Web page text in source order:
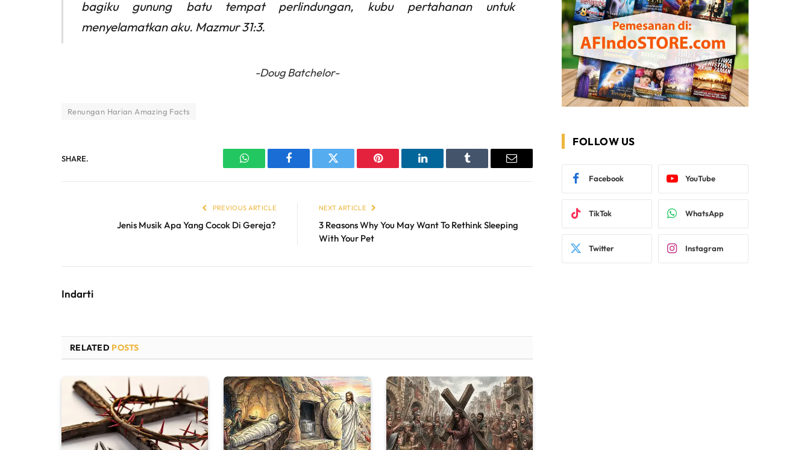
bagiku gunung batu tempat perlindungan, kubu pertahanan untuk
menyelamatkan aku. Mazmur 31:3.
-Doug Batchelor-
Renungan Harian Amazing Facts
SHARE.
WhatsAppFacebook Twitter Pinterest LinkedIn Tumblr Email
PREVIOUS ARTICLE
Jenis Musik Apa Yang Cocok Di Gereja?
NEXT ARTICLE
3 Reasons Why You May Want To Rethink Sleeping
With Your Pet
Indarti
RELATED POSTS
FOLLOW US
Facebook YouTube
TikTok WhatsApp
Twitter Instagram